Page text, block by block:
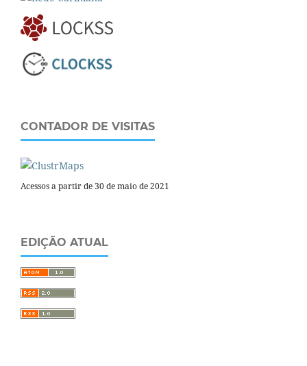
CONTADOR DE VISITAS
Acessos a partir de 30 de maio de 2021
EDIÇÃO ATUAL